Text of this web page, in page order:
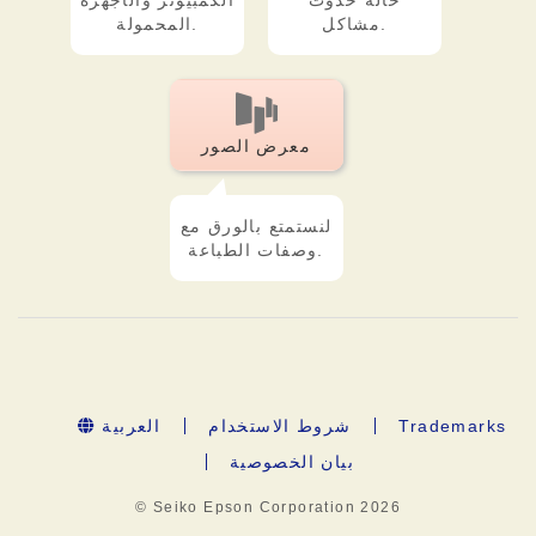
المحمولة.
مشاكل.
معرض الصور
لنستمتع بالورق مع
وصفات الطباعة.
العربية شروط الاستخدام
Trademarks
بيان الخصوصية
© Seiko Epson Corporation2026